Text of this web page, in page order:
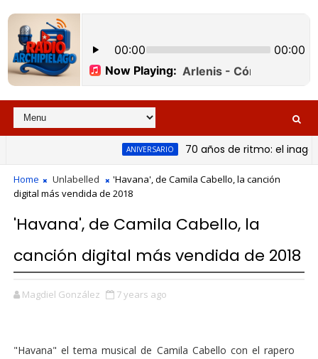
ANIVERSARIO 70 años de ritmo: el
Home Unlabelled
'Havana', de Camila Cabello, la canción
digital más vendida de 2018
'Havana', de Camila Cabello, la
canción digital más vendida de 2018
Magdiel González 7 years ago
"Havana" el tema musical de Camila Cabello con el rapero